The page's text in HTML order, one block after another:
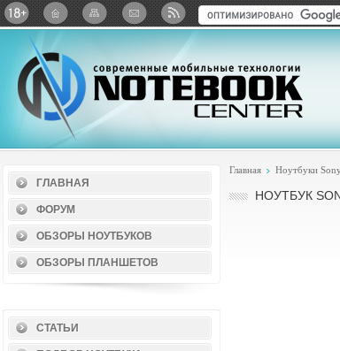
Twitter ВКонтактеGoogle+Яндекс:
ГЛАВНАЯ
ФОРУМ
ОБЗОРЫ НОУТБУКОВ
ОБЗОРЫ ПЛАНШЕТОВ
СТАТЬИ
Главная Ноутбуки
НОУТБУК